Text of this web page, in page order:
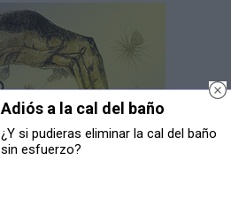
Adiós a la cal del baño
¿Y si pudieras eliminar la cal del baño
sin esfuerzo?